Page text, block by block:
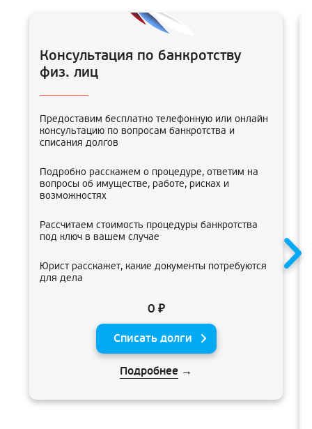
Консультация по банкротству
физ. лиц
Предоставим бесплатно телефонную или онлайн
консультацию по вопросам банкротства и
списания долгов
Подробно расскажем о процедуре, ответим на
вопросы об имуществе, работе, рисках и
возможностях
Рассчитаем стоимость процедуры банкротства
под ключ в вашем случае
Юрист расскажет, какие документы потребуются
для дела
0 ₽
Списать долги
Подробнее →